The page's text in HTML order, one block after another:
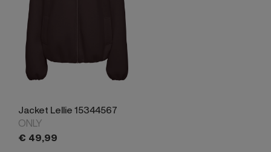
Jacket Lellie 15344567
ONLY
€ 49,99